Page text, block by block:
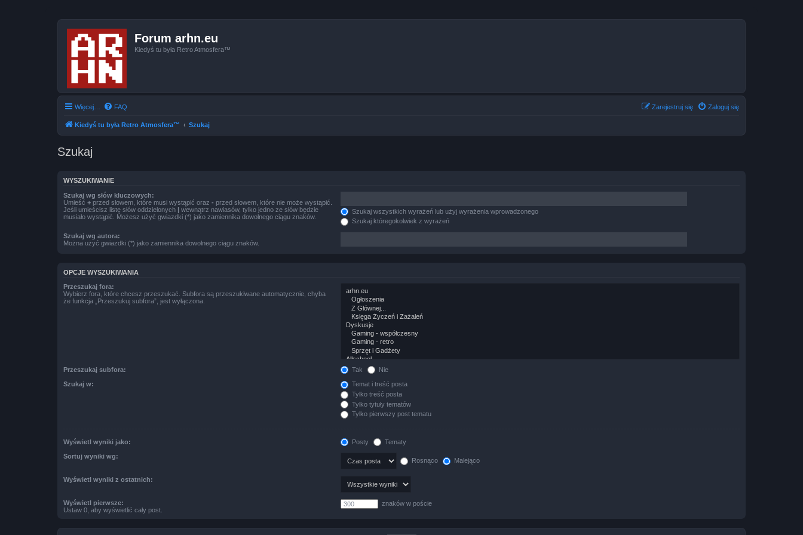
Forum arhn.eu
Kiedyś tu była Retro Atmosfera™
Więcej… FAQ Zaloguj się
Zarejestruj się
Kiedyś tu była Retro Atmosfera™ Szukaj
Szukaj
WYSZUKIWANIE
Szukaj wg słów kluczowych:
Umieść + przed słowem, które musi wystąpić oraz - przed słowem, które nie może wystąpić.
Jeśli umieścisz listę słów oddzielonych | wewnątrz nawiasów, tylko jedno ze słów będzie
musiało wystąpić. Możesz użyć gwiazdki (*) jako zamiennika dowolnego ciągu znaków.
Szukaj wszystkich wyrażeń lub użyj wyrażenia wprowadzonego
Szukaj któregokolwiek z wyrażeń
Szukaj wg autora:
Można użyć gwiazdki (*) jako zamiennika dowolnego ciągu znaków.
OPCJE WYSZUKIWANIA
Przeszukaj fora:
Wybierz fora, które chcesz przeszukać. Subfora są przeszukiwane automatycznie, chyba
że funkcja „Przeszukuj subfora”, jest wyłączona.
Przeszukaj subfora: Tak Nie
Szukaj w:
Temat i treść posta
Tylko treść posta
Tylko tytuły tematów
Tylko pierwszy post tematu
Wyświetl wyniki jako: Posty Tematy
Sortuj wyniki wg:
Rosnąco Malejąco
Wyświetl wyniki z ostatnich:
Wyświetl pierwsze:
Ustaw 0, aby wyświetlić cały post.
znaków w poście